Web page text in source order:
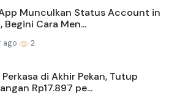
Munculkan Status Account in
Begini Cara Men...
ago 2
di Akhir Pekan, Tutup
Rp17.897 pe...